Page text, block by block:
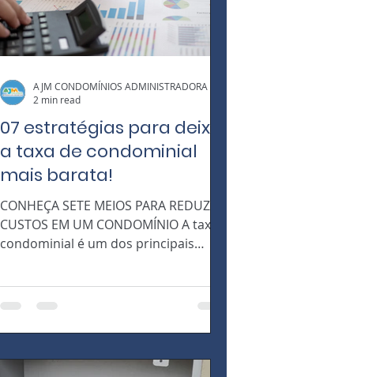
07 estratégias para deixar
a taxa de condominial
mais barata!
CONHEÇA SETE MEIOS PARA REDUZIR
CUSTOS EM UM CONDOMÍNIO A taxa
condominial é um dos principais
AJM CONDOMÍNIOS ADMINISTRADORA
2 min read